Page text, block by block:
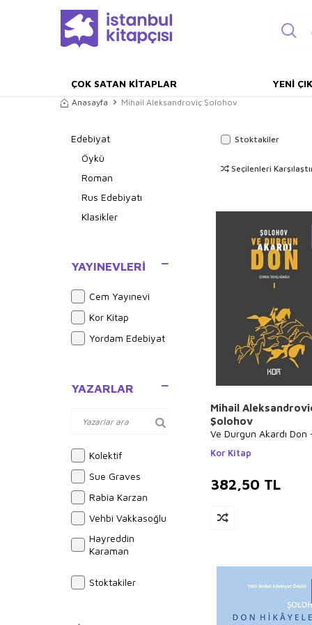
ÇOK SATAN KITAPLAR YENI
Anasayfa Mihail Aleksandroviç Şolohov
Edebiyat
Öykü
Roman
Rus Edebiyatı
Klasikler
YAYINEVLERI
Cem Yayınevi
Kor Kitap
Yordam Edebiyat
YAZARLAR
Kolektif
Sue Graves
Rabia Karzan
Vehbi Vakkasoğlu
Hayreddin
Karaman
Stoktakiler
Stoktakiler
Seçilenleri
Mihail
Şolohov
Ve Durgun Akardı Don
Kor Kitap
382,50 TL